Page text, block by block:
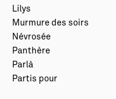
Lilys
Murmure des soirs
Névrosée
Panthère
Parlà
Partis pour